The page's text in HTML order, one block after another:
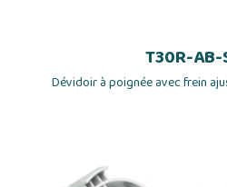
T30R-AB-
Dévidoir à poignée avec frein